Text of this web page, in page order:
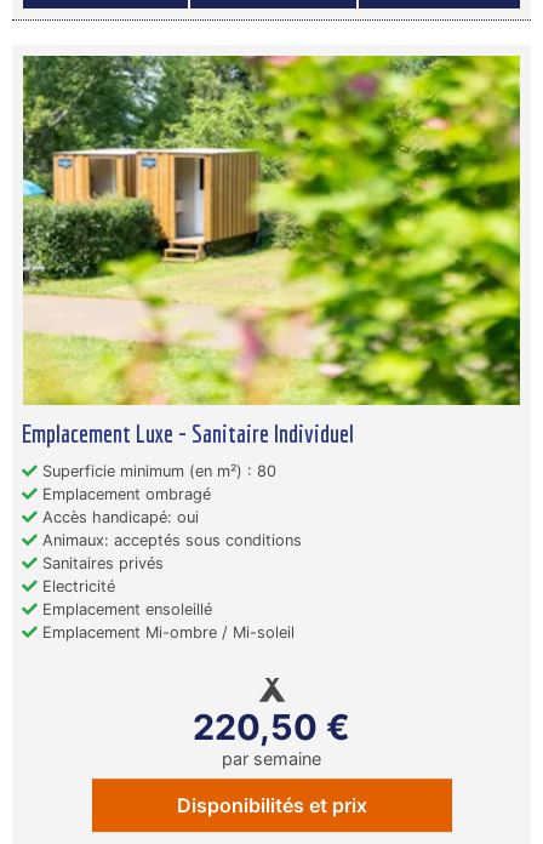
Emplacement Luxe - Sanitaire Individuel
Superficie minimum (en m²) : 80
Emplacement ombragé
Accès handicapé: oui
Animaux: acceptés sous conditions
Sanitaires privés
Electricité
Emplacement ensoleillé
Emplacement Mi-ombre / Mi-soleil
220,50 €
par semaine
Disponibilités et prix